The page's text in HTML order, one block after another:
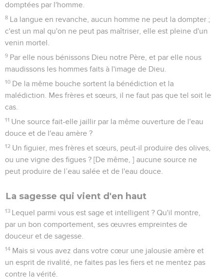
domptées par l'homme.
8 La langue en revanche, aucun homme ne peut la dompter ;
c'est un mal qu'on ne peut pas maîtriser, elle est pleine d'un
venin mortel.
9 Par elle nous bénissons Dieu notre Père, et par elle nous
maudissons les hommes faits à l'image de Dieu.
10 De la même bouche sortent la bénédiction et la
malédiction. Mes frères et sœurs, il ne faut pas que tel soit le
cas.
11 Une source fait-elle jaillir par la même ouverture de l'eau
douce et de l'eau amère ?
12 Un figuier, mes frères et sœurs, peut-il produire des olives,
ou une vigne des figues ? [De même, ] aucune source ne
peut produire de l’eau salée et de l'eau douce.
La sagesse qui vient d'en haut
13 Lequel parmi vous est sage et intelligent ? Qu'il montre,
par un bon comportement, ses œuvres empreintes de
douceur et de sagesse.
14 Mais si vous avez dans votre cœur une jalousie amère et
un esprit de rivalité, ne faites pas les fiers et ne mentez pas
contre la vérité.